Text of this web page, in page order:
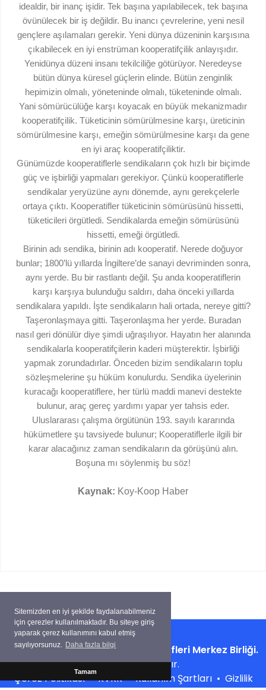
Sitemizden en iyi şekilde faydalanabilmeniz
için çerezler kullanılmaktadır. Bu siteye giriş
yaparak çerez kullanımını kabul etmiş
sayılıyorsunuz. Daha fazla bilgi
Tamam
idealdir, bir inanç işidir. Tek başına yapılabilecek, tek başına
övünülecek bir iş değildir. Bu inancı çevrelerine, yeni nesil
gençlere aşılamaları gerekir. Yeni dünya düzeninin karşısına
çıkabilecek en iyi enstrüman kooperatifçilik anlayışıdır.
Yenidünya düzeni insanı tekilciliğe götürüyor. Neredeyse
bütün dünya küresel güçlerin elinde. Bütün zenginlik
hepimizin olmalı, yöneteninde olmalı, tüketeninde olmalı.
Yani sömürücülüğe karşı koyacak en büyük mekanizmadır
kooperatifçilik. Tüketicinin sömürülmesine karşı, üreticinin
sömürülmesine karşı, emeğin sömürülmesine karşı da gene
en iyi araç kooperatifçiliktir.
Günümüzde kooperatiflerle sendikaların çok hızlı bir biçimde
güç ve işbirliği yapmaları gerekiyor. Çünkü kooperatiflerle
sendikalar yeryüzüne aynı dönemde, aynı gerekçelerle
ortaya çıktı. Kooperatifler tüketicinin sömürüsünü hissetti,
tüketicileri örgütledi. Sendikalarda emeğin sömürüsünü
hissetti, emeği örgütledi.
Birinin adı sendika, birinin adı kooperatif. Nerede doğuyor
bunlar; 1800’lü yıllarda İngiltere’de sanayi devriminden sonra,
aynı yerde. Bu bir rastlantı değil. Şu anda kooperatiflerin
karşı karşıya bulunduğu saldırı, daha önceki yıllarda
sendikalara yapıldı. İşte sendikaların hali ortada, nereye gitti?
Taşeronlaşmaya gitti. Taşeronlaşma her yerde. Buradan
nasıl geri dönülür diye şimdi uğraşılıyor. Hayatın her alanında
sendikalarla kooperatifçilerin kaderi müşterektir. İşbirliği
yapmak zorundadırlar. Önceden bizim sendikaların toplu
sözleşmelerine şu hüküm konulurdu. Sendika üyelerinin
kuracağı kooperatiflere, her türlü maddi manevi destekte
bulunur, araç gereç yardımı yapar yer tahsis eder.
Uluslararası çalışma örgütünün 193. sayılı kararında
hükümetlere şu tavsiyede bulunur; Kooperatiflerle ilgili bir
karar alacağınız zaman sendikaların da görüşünü alın.
Boşuna mı söylenmiş bu söz!
Kaynak: Koy-Koop Haber
Copyright ©Su Ürünleri Kooperatifleri Merkez Birliği.
Tüm hakları saklıdır.
Çerez Politikası•KVKK•Kullanım Şartları• Gizlilik